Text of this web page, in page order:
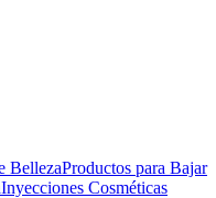
BellezaProductos para Bajar
Inyecciones Cosméticas